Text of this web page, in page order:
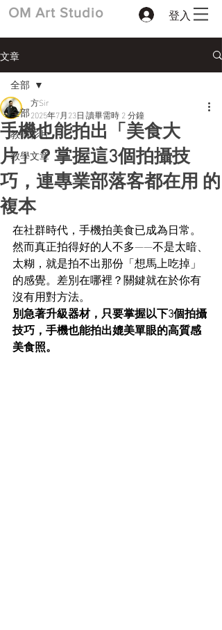
​OM Art Studio 登入
文章
全部
教學影片
教學文章
全部
手機也能拍出「美食大
片」？掌握這3個拍攝技
巧，連專業部落客都在用 的
複本
方Sir
2025年7月23日讀畢需時 2 分鐘
在社群時代，手機拍美食已成為日常。
然而真正拍得好的人不多——不是太暗、
太糊，就是拍不出那份「想馬上吃掉」
的感覺。差別在哪裡？關鍵就在於你有
沒有用對方法。
別急著升級器材，只要掌握以下3個拍攝
技巧，手機也能拍出媲美單眼的高質感
美食照。